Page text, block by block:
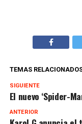
TEMAS
SIGUIENTE
El nuevo ‘Spider-
ANTERIOR